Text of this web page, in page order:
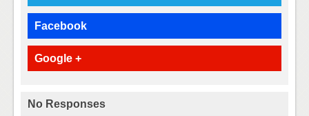
Facebook
Google +
No Responses